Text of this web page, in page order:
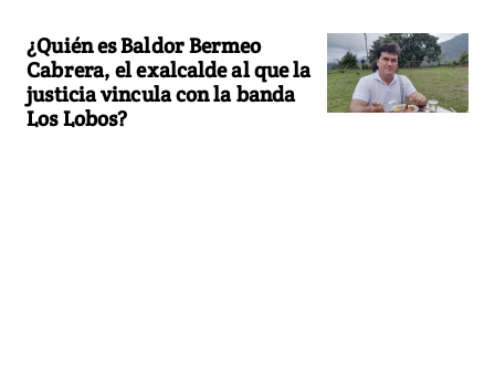
¿Quién es Baldor Bermeo
Cabrera, el exalcalde al que la
justicia vincula con la banda
Los Lobos?